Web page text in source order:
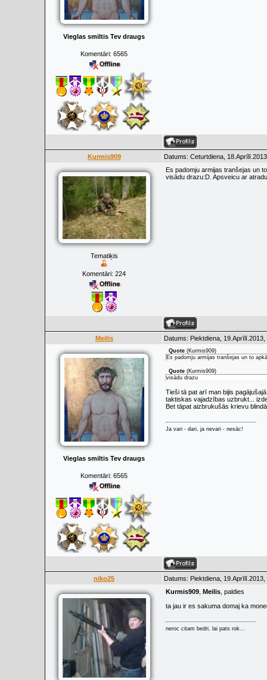
Vieglas smiltis Tev draugs
Komentāri: 6565
Kurmis909 Datums: Ceturtdiena,
Tematiķis
Komentāri: 224
Es padomju armijas tranšejas un
visādu drazu:D. Apsveicu ar
Meilis Datums: Piektdiena,
Vieglas smiltis Tev draugs
Komentāri: 6565
Quote (Kurmis909)
Es padomju armijas tranšejas un to
Quote (Kurmis909)
visādu drazu
Tieši tā pat arī man bijis
taktiskas vajadzības uzbrukt...
Bet tāpat aizbrukušās krievu
Ja vari - dari, ja nevari - nesāc!
niko25 Datums: Piektdiena,
Kurmis909 Meilis , paldies
ta jau ir es sakuma domaj ka
neroc citam bedri, lai pats rok...